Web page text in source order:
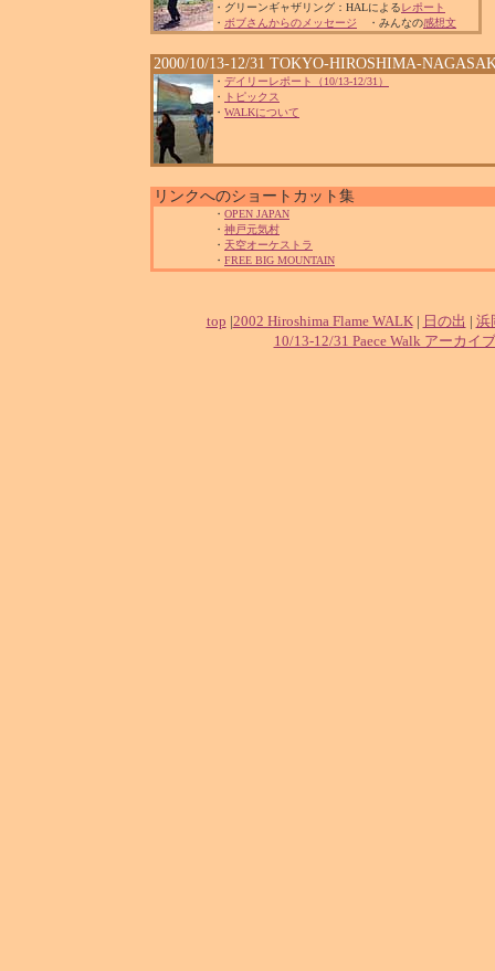
・グリーンギャザリング：HALによるレポート
・ ボブさんからのメッセージ ・みんなの感想文
2000/10/13-12/31 TOKYO-HIROSHIMA-
・ デイリーレポート（10/13-12/31）
・
トピックス
・ WALKについて
リンクへのショートカット集
・ OPEN JAPAN
・ 神戸元気村
・ 天空オーケストラ
・ FREE BIG MOUNTAIN
top |2002 Hiroshima Flame WALK| 日の出 | 浜
10/13-12/31 Paece Walk アーカイブ